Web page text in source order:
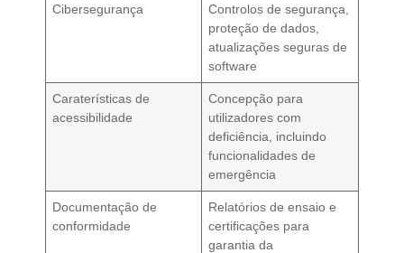
Cibersegurança
Controlos de segurança,
proteção de dados,
atualizações seguras de
software
Caraterísticas de
acessibilidade
Concepção para
utilizadores com
deficiência, incluindo
funcionalidades de
emergência
Documentação de
conformidade
Relatórios de ensaio e
certificações para
garantia da